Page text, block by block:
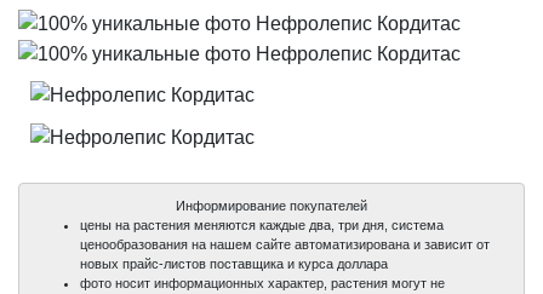
Информирование покупателей
цены на растения меняются каждые два, три дня, система
ценообразования на нашем сайте автоматизирована и зависит от
новых прайс-листов поставщика и курса доллара
фото носит информационных характер, растения могут не